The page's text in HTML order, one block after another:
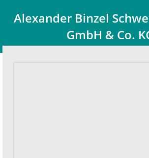
Alexander Binzel
GmbH & Co.
Du bist